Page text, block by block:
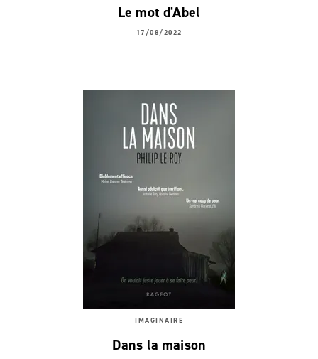
Le mot d'Abel
17/08/2022
IMAGINAIRE
Dans la maison